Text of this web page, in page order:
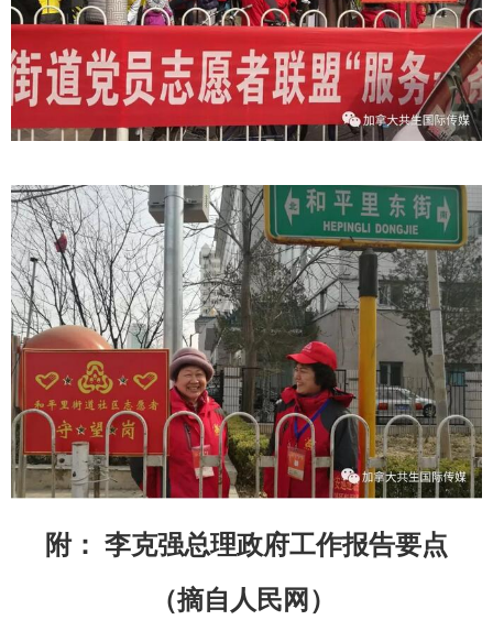
附： 李克强总理政府工作报告要点
（摘自人民网）